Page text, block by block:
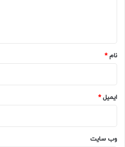
نام*
ایمیل*
وب‌ سایت